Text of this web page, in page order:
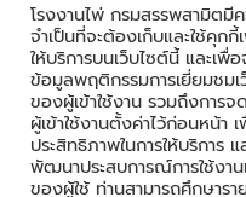
Copyright © 2021 Playing
โรงงานไพ่ กรมสรรพสามิตมี
จำเป็นที่จะต้องเก็บและใช้คุกกี้
ให้บริการบนเว็บไซต์นี้ และเพื่
ข้อมูลพฤติกรรมการเยี่ยมชมเ
ของผู้เข้าใช้งาน รวมถึงการ
ผู้เข้าใช้งานตั้งค่าไว้ก่อนหน้า
ประสิทธิภาพในการให้บริการ แ
พัฒนาประสบการณ์การใช้งาน
ของผู้ใช้ ท่านสามารถศึกษารา